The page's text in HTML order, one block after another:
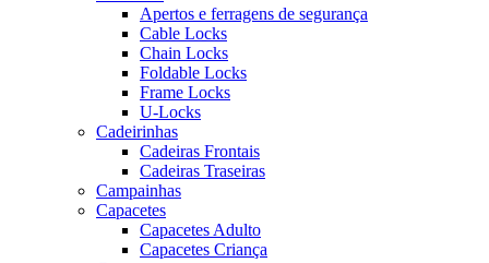
Apertos e ferragens de segurança
Cable Locks
Chain Locks
Foldable Locks
Frame Locks
U-Locks
Cadeirinhas
Cadeiras Frontais
Cadeiras Traseiras
Campainhas
Capacetes
Capacetes Adulto
Capacetes Criança